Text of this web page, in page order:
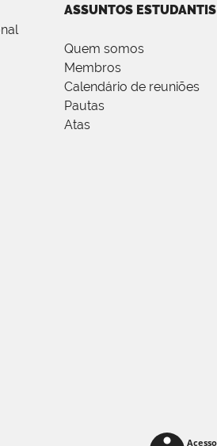
ASSUNTOS ESTUDANTIS
Quem somos
Membros
Calendário de reuniões
Pautas
Atas